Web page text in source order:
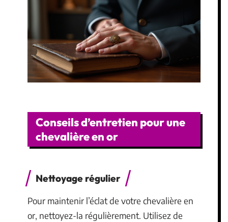
Conseils d’entretien pour une
chevalière en or
Nettoyage régulier
Pour maintenir l’éclat de votre chevalière en
or, nettoyez-la régulièrement. Utilisez de